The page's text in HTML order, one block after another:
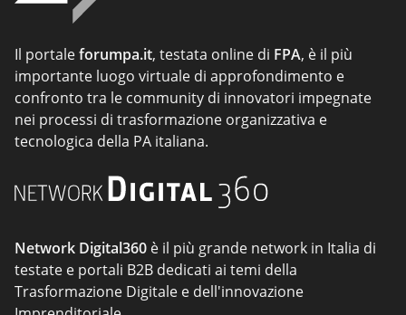
Il portaleforumpa.it, testata online di FPA, è il più
importante luogo virtuale di approfondimento e
confronto tra le community di innovatori impegnate
nei processi di trasformazione organizzativa e
tecnologica della PA italiana.
Network Digital360 è il più grande network in Italia di
testate e portali B2B dedicati ai temi della
Trasformazione Digitale e dell'innovazione